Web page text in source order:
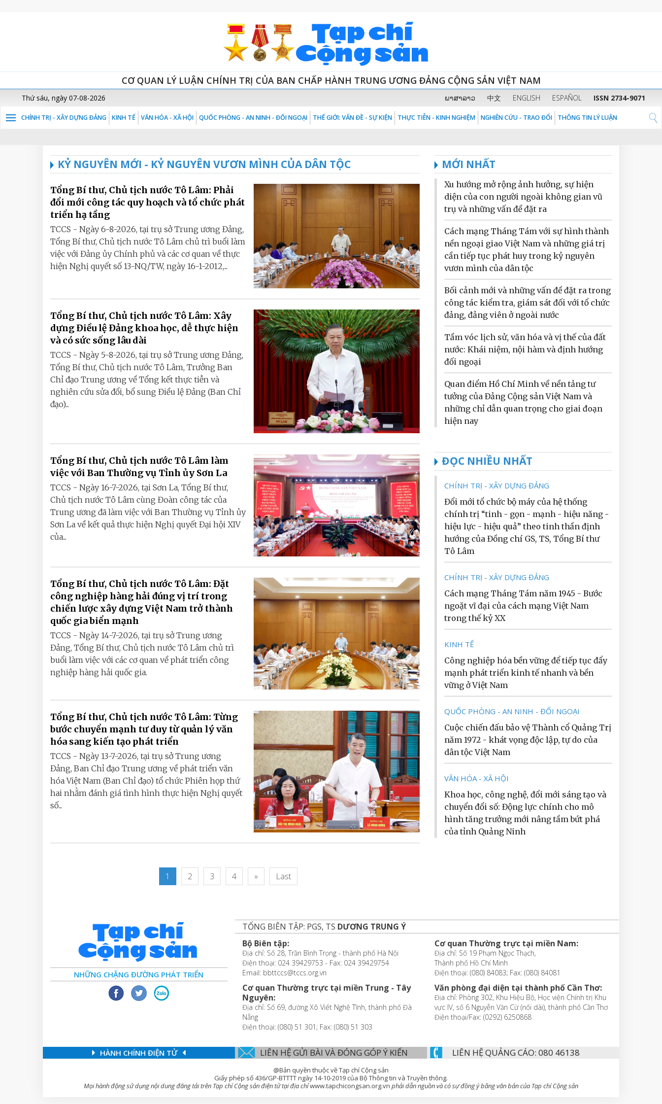
CƠ QUAN LÝ LUẬN CHÍNH TRỊ CỦA BAN CHẤP HÀNH TRUNG ƯƠNG ĐẢNG CỘNG SẢN VIỆT NAM
Thứ sáu, ngày 07-08-2026 ພາສາລາວ 中文 ENGLISH ESPAÑOL ISSN 2734-9071
CHÍNH TRỊ - XÂY DỰNG ĐẢNG KINH TẾ VĂN HÓA - XÃ HỘI QUỐC PHÒNG - AN NINH - ĐỐI NGOẠI THẾ GIỚI: VẤN ĐỀ - SỰ KIỆN THỰC TIỄN - KINH NGHIỆM NGHIÊN CỨU - TRAO ĐỔI THÔNG TIN LÝ LUẬN
KỶ NGUYÊN MỚI - KỶ NGUYÊN VƯƠN MÌNH CỦA DÂN TỘC
Tổng Bí thư, Chủ tịch nước Tô Lâm: Phải
đổi mới công tác quy hoạch và tổ chức phát
triển hạ tầng
TCCS - Ngày 6-8-2026, tại trụ sở Trung ương Đảng,
Tổng Bí thư, Chủ tịch nước Tô Lâm chủ trì buổi làm
việc với Đảng ủy Chính phủ và các cơ quan về thực
hiện Nghị quyết số 13-NQ/TW, ngày 16-1-2012,...
Tổng Bí thư, Chủ tịch nước Tô Lâm: Xây
dựng Điều lệ Đảng khoa học, dễ thực hiện
và có sức sống lâu dài
TCCS - Ngày 5-8-2026, tại trụ sở Trung ương Đảng,
Tổng Bí thư, Chủ tịch nước Tô Lâm, Trưởng Ban
Chỉ đạo Trung ương về Tổng kết thực tiễn và
nghiên cứu sửa đổi, bổ sung Điều lệ Đảng (Ban Chỉ
đạo)...
Tổng Bí thư, Chủ tịch nước Tô Lâm làm
việc với Ban Thường vụ Tỉnh ủy Sơn La
TCCS - Ngày 16-7-2026, tại Sơn La, Tổng Bí thư,
Chủ tịch nước Tô Lâm cùng Đoàn công tác của
Trung ương đã làm việc với Ban Thường vụ Tỉnh ủy
Sơn La về kết quả thực hiện Nghị quyết Đại hội XIV
của...
Tổng Bí thư, Chủ tịch nước Tô Lâm: Đặt
công nghiệp hàng hải đúng vị trí trong
chiến lược xây dựng Việt Nam trở thành
quốc gia biển mạnh
TCCS - Ngày 14-7-2026, tại trụ sở Trung ương
Đảng, Tổng Bí thư, Chủ tịch nước Tô Lâm chủ trì
buổi làm việc với các cơ quan về phát triển công
nghiệp hàng hải quốc gia.
Tổng Bí thư, Chủ tịch nước Tô Lâm: Từng
bước chuyển mạnh tư duy từ quản lý văn
hóa sang kiến tạo phát triển
TCCS - Ngày 13-7-2026, tại trụ sở Trung ương
Đảng, Ban Chỉ đạo Trung ương về phát triển văn
hóa Việt Nam (Ban Chỉ đạo) tổ chức Phiên họp thứ
hai nhằm đánh giá tình hình thực hiện Nghị quyết
số...
1 2 3 4 » Last
MỚI NHẤT
Xu hướng mở rộng ảnh hưởng, sự hiện
diện của con người ngoài không gian vũ
trụ và những vấn đề đặt ra
Cách mạng Tháng Tám với sự hình thành
nền ngoại giao Việt Nam và những giá trị
cần tiếp tục phát huy trong kỷ nguyên
vươn mình của dân tộc
Bối cảnh mới và những vấn đề đặt ra trong
công tác kiểm tra, giám sát đối với tổ chức
đảng, đảng viên ở ngoài nước
Tầm vóc lịch sử, văn hóa và vị thế của đất
nước: Khái niệm, nội hàm và định hướng
đối ngoại
Quan điểm Hồ Chí Minh về nền tảng tư
tưởng của Đảng Cộng sản Việt Nam và
những chỉ dẫn quan trọng cho giai đoạn
hiện nay
ĐỌC NHIỀU NHẤT
CHÍNH TRỊ - XÂY DỰNG ĐẢNG
Đổi mới tổ chức bộ máy của hệ thống
chính trị “tinh - gọn - mạnh - hiệu năng -
hiệu lực - hiệu quả” theo tinh thần định
hướng của Đồng chí GS, TS, Tổng Bí thư
Tô Lâm
CHÍNH TRỊ - XÂY DỰNG ĐẢNG
Cách mạng Tháng Tám năm 1945 - Bước
ngoặt vĩ đại của cách mạng Việt Nam
trong thế kỷ XX
KINH TẾ
Công nghiệp hóa bền vững để tiếp tục đẩy
mạnh phát triển kinh tế nhanh và bền
vững ở Việt Nam
QUỐC PHÒNG - AN NINH - ĐỐI NGOẠI
Cuộc chiến đấu bảo vệ Thành cổ Quảng Trị
năm 1972 - khát vọng độc lập, tự do của
dân tộc Việt Nam
VĂN HÓA - XÃ HỘI
Khoa học, công nghệ, đổi mới sáng tạo và
chuyển đổi số: Động lực chính cho mô
hình tăng trưởng mới nâng tầm bứt phá
của tỉnh Quảng Ninh
NHỮNG CHẶNG ĐƯỜNG PHÁT TRIỂN
TỔNG BIÊN TẬP: PGS, TS DƯƠNG TRUNG Ý
Bộ Biên tập:
Địa chỉ: Số 28, Trần Bình Trọng - thành phố Hà Nội
Điện thoại: 024 39429753 - Fax: 024 39429754
Email: bbttccs@tccs.org.vn
Cơ quan Thường trực tại miền Trung - Tây
Nguyên:
Địa chỉ: Số 69, đường Xô Viết Nghệ Tĩnh, thành phố Đà
Nẵng
Điện thoại: (080) 51 301; Fax: (080) 51 303
Cơ quan Thường trực tại miền Nam:
Địa chỉ: Số 19 Phạm Ngọc Thạch,
Thành phố Hồ Chí Minh
Điện thoại: (080) 84083; Fax: (080) 84081
Văn phòng đại diện tại thành phố Cần Thơ:
Địa chỉ: Phòng 302, Khu Hiệu Bộ, Học viện Chính trị Khu
vực IV, số 6 Nguyễn Văn Cừ (nối dài), thành phố Cần Thơ
Điện thoại/Fax: (0292) 6250868
HÀNH CHÍNH ĐIỆN TỬ LIÊN HỆ GỬI BÀI VÀ ĐÓNG GÓP Ý KIẾN LIÊN HỆ QUẢNG CÁO: 080 46138
@Bản quyền thuộc về Tạp chí Cộng sản
Giấy phép số 436/GP-BTTTT ngày 14-10-2019 của Bộ Thông tin và Truyền thông.
Mọi hành động sử dụng nội dung đăng tải trên Tạp chí Cộng sản điện tử tại địa chỉwww.tapchicongsan.org.vn phải dẫn nguồn và có sự đồng ý bằng văn bản của Tạp chí Cộng sản